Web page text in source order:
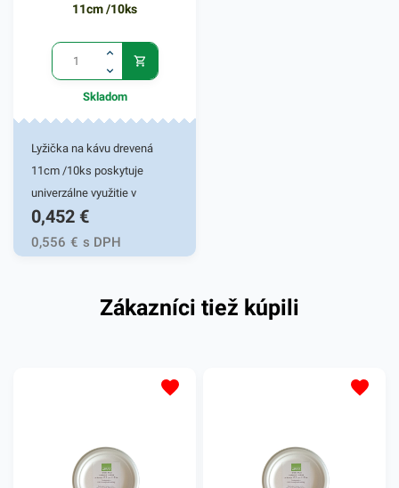
25 kusov eco misiek.
11cm /10ks
Skladom
Lyžička na kávu drevená
11cm /10ks poskytuje
univerzálne využitie v
rôznych gastronomických a
kaviarenských prevádzkach.
Vymeňte plastové príbory za
je vyrobená z odolného
podnikoch, ktoré robia
donášku, rozvoz jedál a
0,452 €
0,556 € s DPH
Zákazníci tiež kúpili